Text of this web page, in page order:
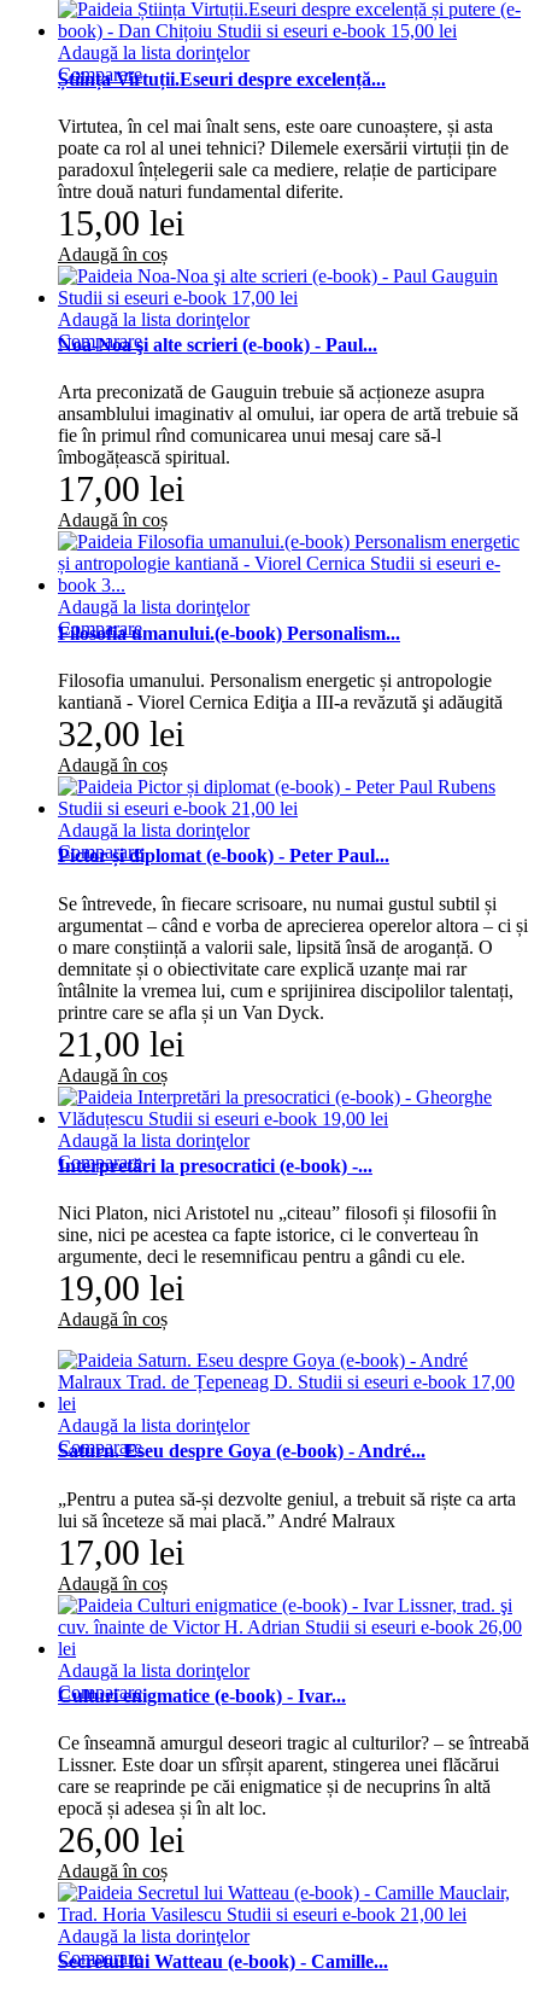
Adaugă la lista dorinţelor
Comparare
Știința Virtuții.Eseuri despre excelență...
Virtutea, în cel mai înalt sens, este oare cunoaștere, și asta
poate ca rol al unei tehnici? Dilemele exersării virtuții țin de
paradoxul înțelegerii sale ca mediere, relație de participare
între două naturi fundamental diferite.
15,00 lei
Adaugă în coș
Adaugă la lista dorinţelor
Comparare
Noa-Noa şi alte scrieri (e-book) - Paul...
Arta preconizată de Gauguin trebuie să acționeze asupra
ansamblului imaginativ al omului, iar opera de artă trebuie să
fie în primul rînd comunicarea unui mesaj care să-l
îmbogățească spiritual.
17,00 lei
Adaugă în coș
Adaugă la lista dorinţelor
Comparare
Filosofia umanului.(e-book) Personalism...
Filosofia umanului. Personalism energetic și antropologie
kantiană - Viorel Cernica Ediţia a III-a revăzută şi adăugită
32,00 lei
Adaugă în coș
Adaugă la lista dorinţelor
Comparare
Pictor și diplomat (e-book) - Peter Paul...
Se întrevede, în fiecare scrisoare, nu numai gustul subtil și
argumentat – când e vorba de aprecierea operelor altora – ci și
o mare conștiință a valorii sale, lipsită însă de aroganță. O
demnitate și o obiectivitate care explică uzanțe mai rar
întâlnite la vremea lui, cum e sprijinirea discipolilor talentați,
printre care se afla și un Van Dyck.
21,00 lei
Adaugă în coș
Adaugă la lista dorinţelor
Comparare
Interpretări la presocratici (e-book) -...
Nici Platon, nici Aristotel nu „citeau” filosofi și filosofii în
sine, nici pe acestea ca fapte istorice, ci le converteau în
argumente, deci le resemnificau pentru a gândi cu ele.
19,00 lei
Adaugă în coș
Adaugă la lista dorinţelor
Comparare
Saturn. Eseu despre Goya (e-book) - André...
„Pentru a putea să-și dezvolte geniul, a trebuit să riște ca arta
lui să înceteze să mai placă.” André Malraux
17,00 lei
Adaugă în coș
Adaugă la lista dorinţelor
Comparare
Culturi enigmatice (e-book) - Ivar...
Ce înseamnă amurgul deseori tragic al culturilor? – se întreabă
Lissner. Este doar un sfîrșit aparent, stingerea unei flăcărui
care se reaprinde pe căi enigmatice și de necuprins în altă
epocă și adesea și în alt loc.
26,00 lei
Adaugă în coș
Adaugă la lista dorinţelor
Comparare
Secretul lui Watteau (e-book) - Camille...